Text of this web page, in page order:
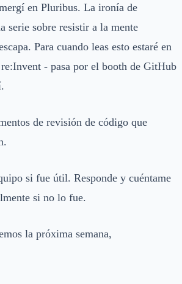
en Pluribus. La ironía de
serie sobre resistir a la mente
Para cuando leas esto estaré en
- pasa por el booth de GitHub
de revisión de código que
si fue útil. Responde y cuéntame
si no lo fue.
la próxima semana,